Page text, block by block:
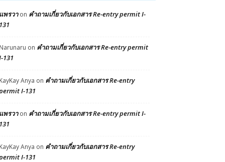
แพรวาon คำถามเกี่ยวกับเอกสาร Re-entry permit I-
131
Narunaru on คำถามเกี่ยวกับเอกสาร Re-entry permit
131
KayKay Anya on คำถามเกี่ยวกับเอกสาร Re-entry
I-131
แพรวาon คำถามเกี่ยวกับเอกสาร Re-entry permit I-
131
KayKay Anya on คำถามเกี่ยวกับเอกสาร Re-entry
I-131